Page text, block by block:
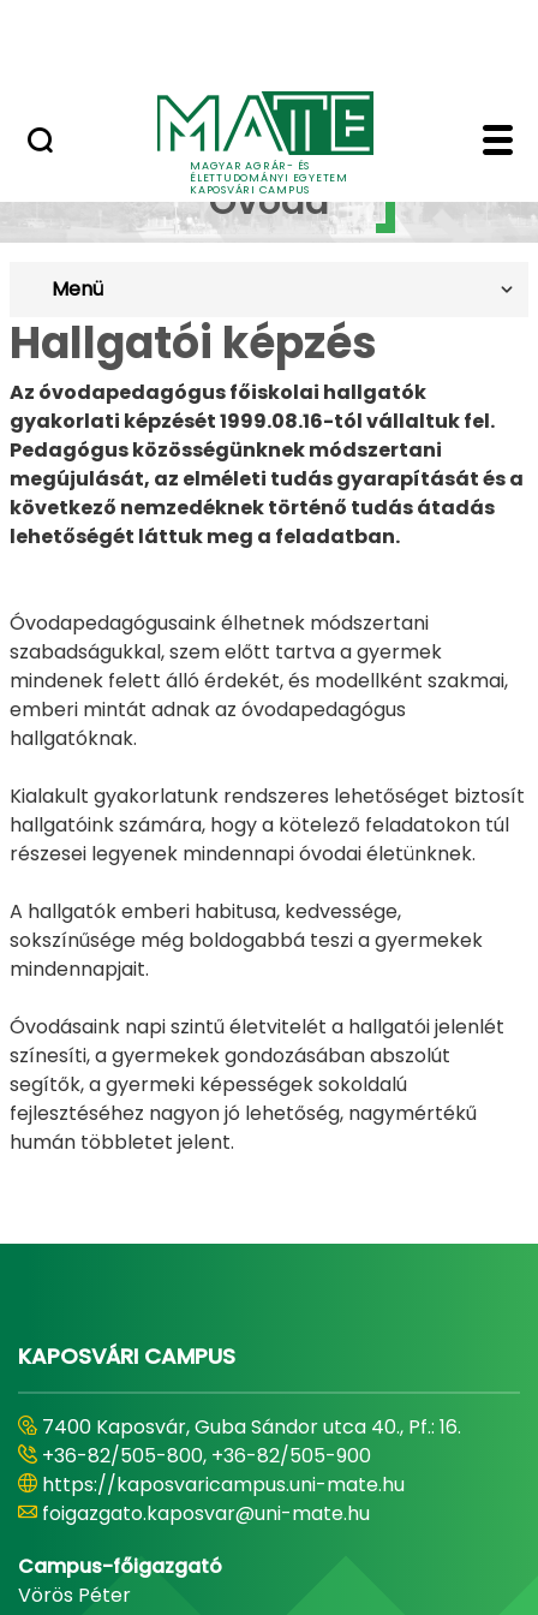
MAGYAR AGRÁR- ÉS
ÉLETTUDOMÁNYI EGYETEM
KAPOSVÁRI CAMPUS
Gyakorló Óvoda
Gyakorló
Óvoda
Menü
Hallgatói képzés
Az óvodapedagógus főiskolai hallgatók
gyakorlati képzését 1999.08.16-tól vállaltuk fel.
Pedagógus közösségünknek módszertani
megújulását, az elméleti tudás gyarapítását és a
következő nemzedéknek történő tudás átadás
lehetőségét láttuk meg a feladatban.
Óvodapedagógusaink élhetnek módszertani
szabadságukkal, szem előtt tartva a gyermek
mindenek felett álló érdekét, és modellként szakmai,
emberi mintát adnak az óvodapedagógus
hallgatóknak.
Kialakult gyakorlatunk rendszeres lehetőséget biztosít
hallgatóink számára, hogy a kötelező feladatokon túl
részesei legyenek mindennapi óvodai életünknek.
A hallgatók emberi habitusa, kedvessége,
sokszínűsége még boldogabbá teszi a gyermekek
mindennapjait.
Óvodásaink napi szintű életvitelét a hallgatói jelenlét
színesíti, a gyermekek gondozásában abszolút
segítők, a gyermeki képességek sokoldalú
fejlesztéséhez nagyon jó lehetőség, nagymértékű
humán többletet jelent.
KAPOSVÁRI CAMPUS
7400 Kaposvár, Guba Sándor utca 40., Pf.: 16.
+36-82/505-800, +36-82/505-900
https://kaposvaricampus.uni-mate.hu
foigazgato.kaposvar@uni-mate.hu
Campus-főigazgató
Vörös Péter